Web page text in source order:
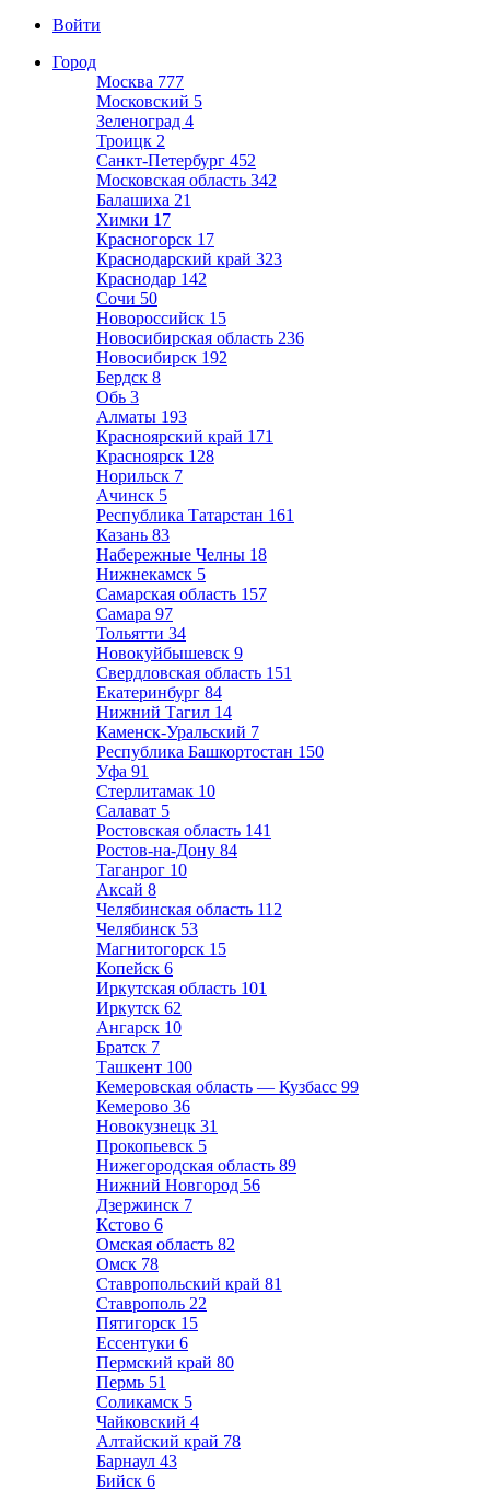
Войти
Город
Москва 777
Московский 5
Зеленоград 4
Троицк 2
Санкт-Петербург 452
Московская область 342
Балашиха 21
Химки 17
Красногорск 17
Краснодарский край 323
Краснодар 142
Сочи 50
Новороссийск 15
Новосибирская область 236
Новосибирск 192
Бердск 8
Обь 3
Алматы 193
Красноярский край 171
Красноярск 128
Норильск 7
Ачинск 5
Республика Татарстан 161
Казань 83
Набережные Челны 18
Нижнекамск 5
Самарская область 157
Самара 97
Тольятти 34
Новокуйбышевск 9
Свердловская область 151
Екатеринбург 84
Нижний Тагил 14
Каменск-Уральский 7
Республика Башкортостан 150
Уфа 91
Стерлитамак 10
Салават 5
Ростовская область 141
Ростов-на-Дону 84
Таганрог 10
Аксай 8
Челябинская область 112
Челябинск 53
Магнитогорск 15
Копейск 6
Иркутская область 101
Иркутск 62
Ангарск 10
Братск 7
Ташкент 100
Кемеровская область — Кузбасс 99
Кемерово 36
Новокузнецк 31
Прокопьевск 5
Нижегородская область 89
Нижний Новгород 56
Дзержинск 7
Кстово 6
Омская область 82
Омск 78
Ставропольский край 81
Ставрополь 22
Пятигорск 15
Ессентуки 6
Пермский край 80
Пермь 51
Соликамск 5
Чайковский 4
Алтайский край 78
Барнаул 43
Бийск 6